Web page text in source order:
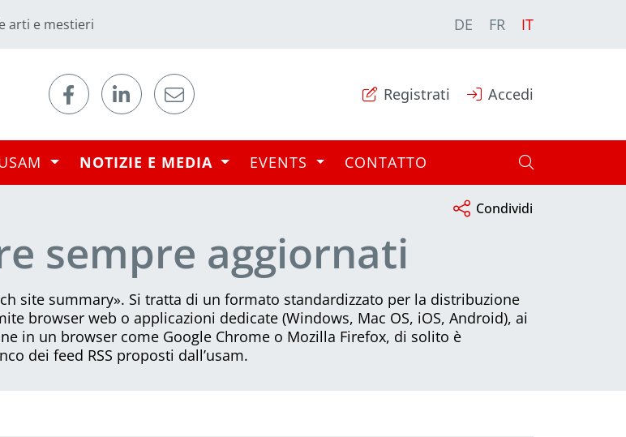
arti e mestieri DE FR IT
Registrati Accedi
NOTIZIE E MEDIA EVENTS CONTATTO
Condividi
sempre aggiornati
site summary». Si tratta di un formato standardizzato per la distribuzione
browser web o applicazioni dedicate (Windows, Mac OS, iOS, Android), ai
in un browser come Google Chrome o Mozilla Firefox, di solito è
dei feed RSS proposti dall’usam.